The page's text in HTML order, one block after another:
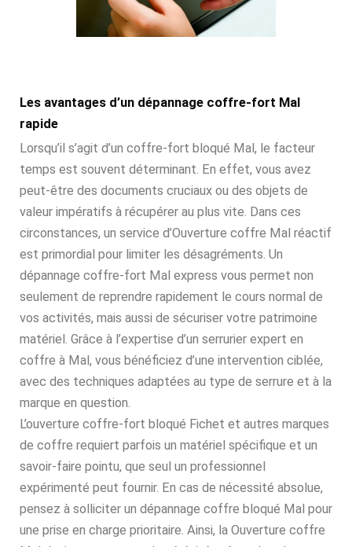
Les avantages d’un dépannage coffre-fort Mal
rapide
Lorsqu’il s’agit d’un coffre-fort bloqué Mal, le facteur
temps est souvent déterminant. En effet, vous avez
peut-être des documents cruciaux ou des objets de
valeur impératifs à récupérer au plus vite. Dans ces
circonstances, un service d’Ouverture coffre Mal réactif
est primordial pour limiter les désagréments. Un
dépannage coffre-fort Mal express vous permet non
seulement de reprendre rapidement le cours normal de
vos activités, mais aussi de sécuriser votre patrimoine
matériel. Grâce à l’expertise d’un serrurier expert en
coffre à Mal, vous bénéficiez d’une intervention ciblée,
avec des techniques adaptées au type de serrure et à la
marque en question.
L’ouverture coffre-fort bloqué Fichet et autres marques
de coffre requiert parfois un matériel spécifique et un
savoir-faire pointu, que seul un professionnel
expérimenté peut fournir. En cas de nécessité absolue,
pensez à solliciter un dépannage coffre bloqué Mal pour
une prise en charge prioritaire. Ainsi, la Ouverture coffre